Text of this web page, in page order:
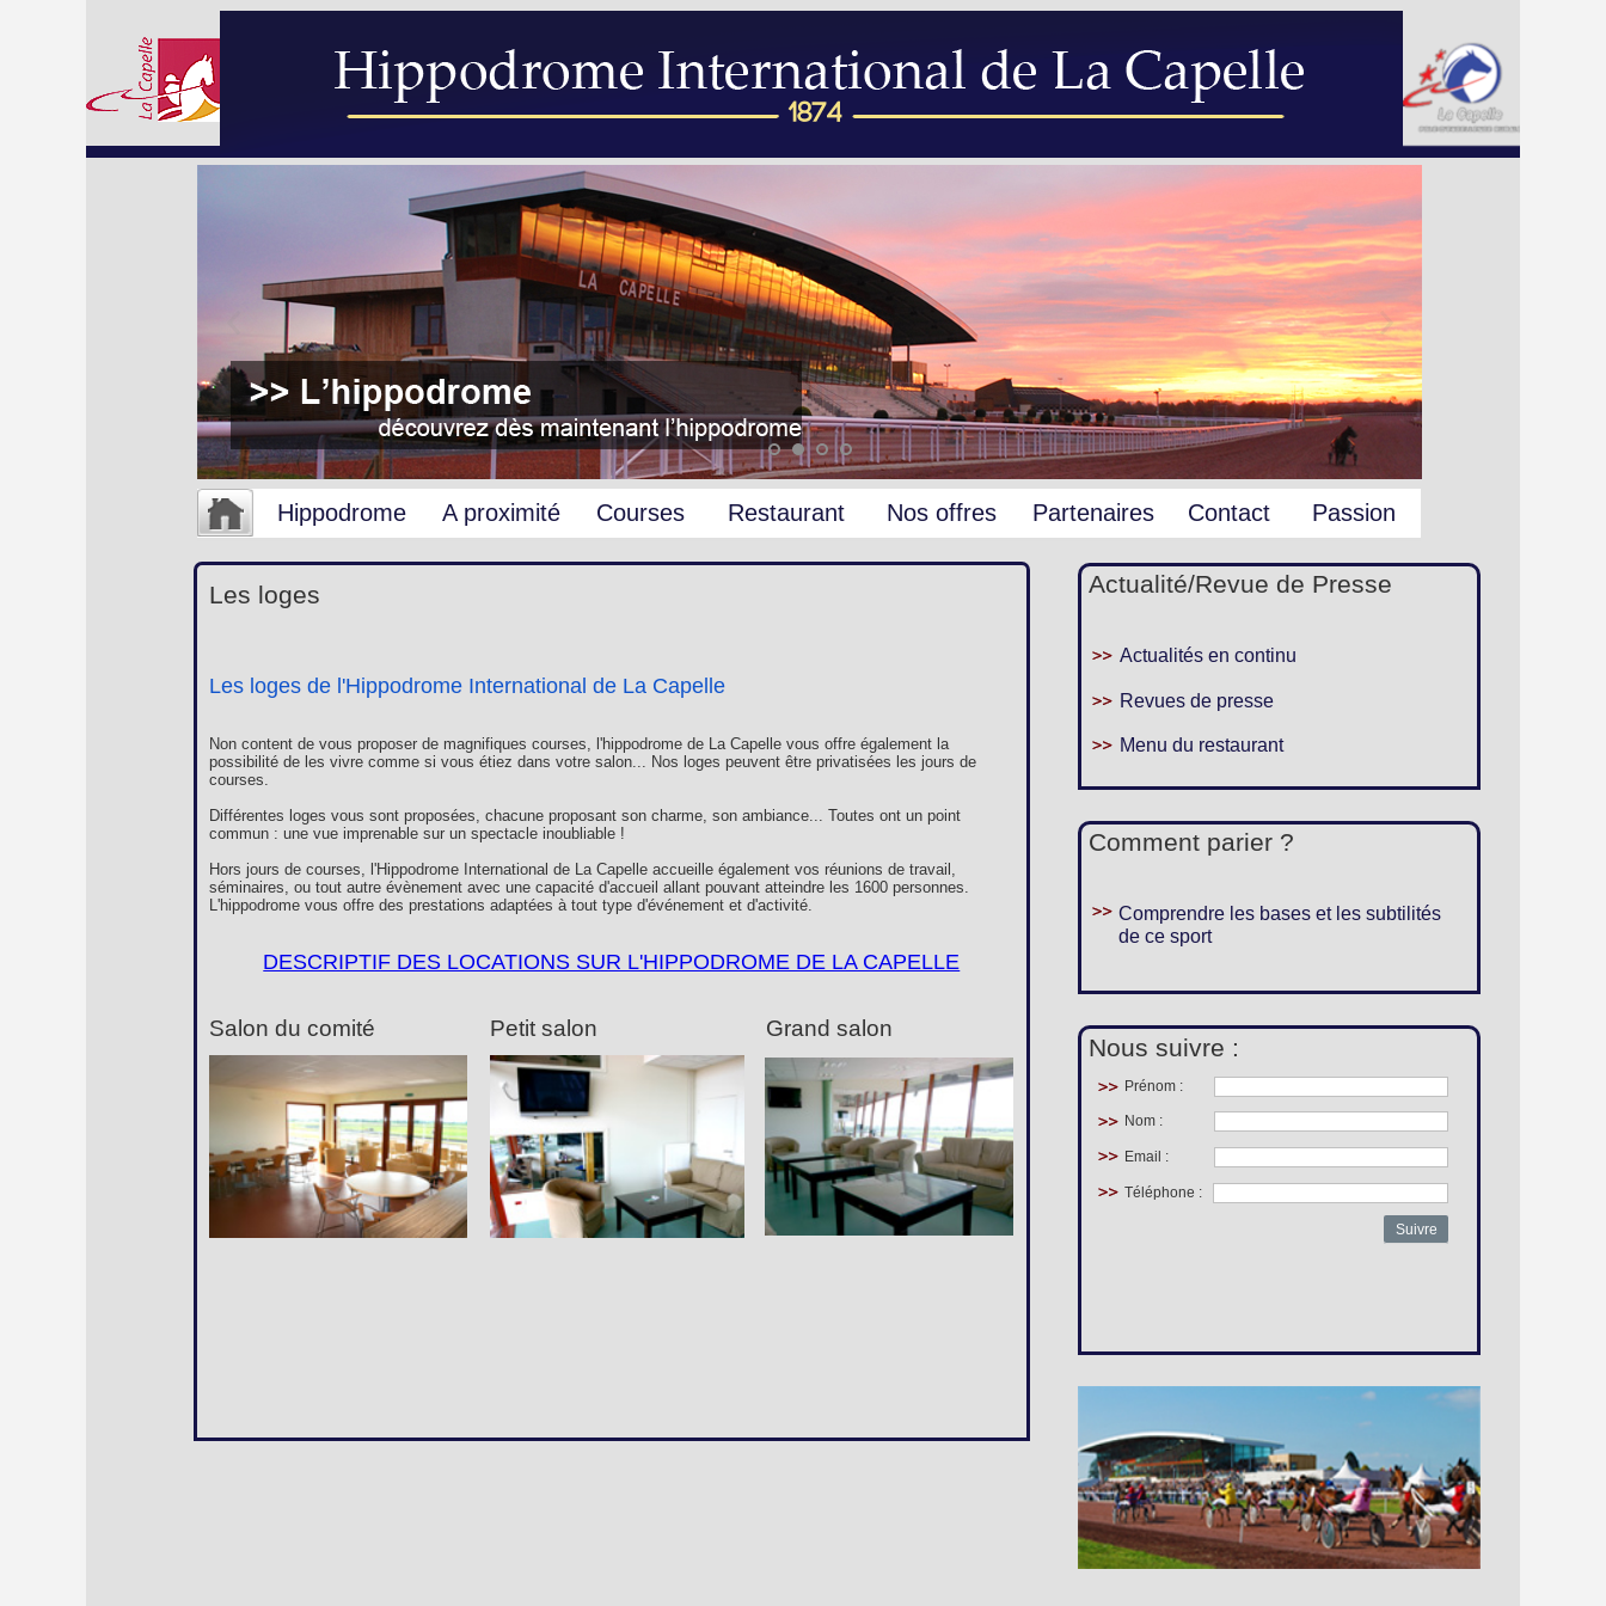
Hippodrome A proximité Courses Restaurant Nos offres
Loges
Partenaires Contact Passion
Les loges
Les loges de l'Hippodrome International de La Capelle
Non content de vous proposer de magnifiques courses, l'hippodrome de La Capelle vous offre également la
possibilité de les vivre comme si vous étiez dans votre salon... Nos loges peuvent être privatisées les jours de
courses.
Différentes loges vous sont proposées, chacune proposant son charme, son ambiance... Toutes ont un point
commun : une vue imprenable sur un spectacle inoubliable !
Hors jours de courses, l'Hippodrome International de La Capelle accueille également vos réunions de travail,
séminaires, ou tout autre évènement avec une capacité d'accueil allant pouvant atteindre les 1600 personnes.
L'hippodrome vous offre des prestations adaptées à tout type d'événement et d'activité.
DESCRIPTIF DES LOCATIONS SUR L'HIPPODROME DE LA CAPELLE
Salon du comité Petit salon Grand salon
Actualité/Revue de Presse
Actualités en continu
Revues de presse
Menu du restaurant
Comment parier ?
Comprendre les bases et les subtilités
de ce sport
Nous suivre :
Prénom :
Nom :
Email :
Téléphone :
Suivre